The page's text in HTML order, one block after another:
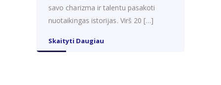
savo charizma ir talentu pasakoti
nuotaikingas istorijas. Virš 20 […]
Skaityti Daugiau